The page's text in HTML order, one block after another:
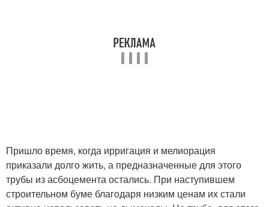
Пришло время, когда ирригация и мелиорация
приказали долго жить, а предназначенные для этого
трубы из асбоцемента остались. При наступившем
строительном буме благодаря низким ценам их стали